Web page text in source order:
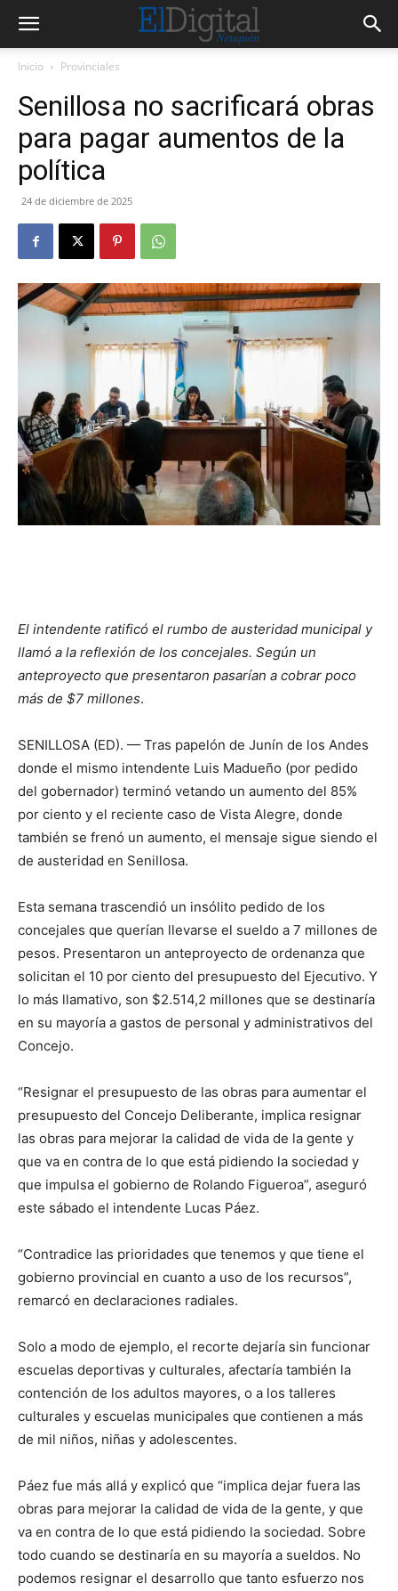
Inicio Provinciales
Senillosa no sacrificará obras
para pagar aumentos de la
política
24 de diciembre de 2025
El intendente ratificó el rumbo de austeridad municipal y
llamó a la reflexión de los concejales. Según un
anteproyecto que presentaron pasarían a cobrar poco
más de $7 millones.
SENILLOSA (ED). — Tras papelón de Junín de los Andes
donde el mismo intendente Luis Madueño (por pedido
del gobernador) terminó vetando un aumento del 85%
por ciento y el reciente caso de Vista Alegre, donde
también se frenó un aumento, el mensaje sigue siendo el
de austeridad en Senillosa.
Esta semana trascendió un insólito pedido de los
concejales que querían llevarse el sueldo a 7 millones de
pesos. Presentaron un anteproyecto de ordenanza que
solicitan el 10 por ciento del presupuesto del Ejecutivo. Y
lo más llamativo, son $2.514,2 millones que se destinaría
en su mayoría a gastos de personal y administrativos del
Concejo.
“Resignar el presupuesto de las obras para aumentar el
presupuesto del Concejo Deliberante, implica resignar
las obras para mejorar la calidad de vida de la gente y
que va en contra de lo que está pidiendo la sociedad y
que impulsa el gobierno de Rolando Figueroa”, aseguró
este sábado el intendente Lucas Páez.
“Contradice las prioridades que tenemos y que tiene el
gobierno provincial en cuanto a uso de los recursos”,
remarcó en declaraciones radiales.
Solo a modo de ejemplo, el recorte dejaría sin funcionar
escuelas deportivas y culturales, afectaría también la
contención de los adultos mayores, o a los talleres
culturales y escuelas municipales que contienen a más
de mil niños, niñas y adolescentes.
Páez fue más allá y explicó que “implica dejar fuera las
obras para mejorar la calidad de vida de la gente, y que
va en contra de lo que está pidiendo la sociedad. Sobre
todo cuando se destinaría en su mayoría a sueldos. No
podemos resignar el desarrollo que tanto esfuerzo nos